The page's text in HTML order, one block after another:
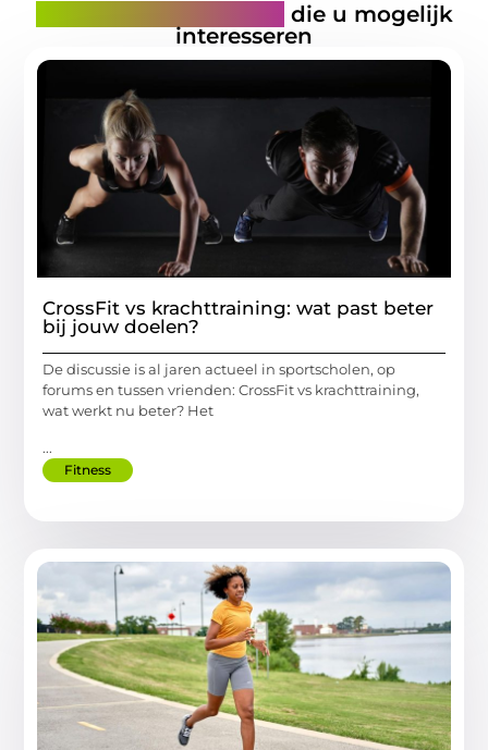
die u mogelijk
interesseren
CrossFit vs krachttraining: wat past beter
bij jouw doelen?
De discussie is al jaren actueel in sportscholen, op
forums en tussen vrienden: CrossFit vs krachttraining,
wat werkt nu beter? Het
...
Fitness